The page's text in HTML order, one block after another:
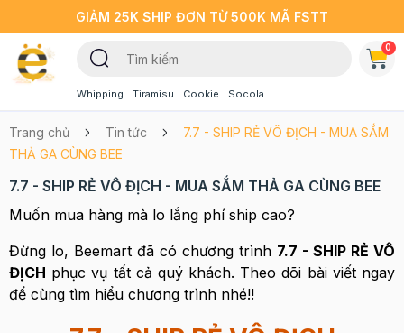
GIẢM 25K SHIP ĐƠN TỪ 500K MÃ FSTT
Whipping Tiramisu Cookie Socola
0
Trang chủ Tin tức
7.7 - SHIP RẺ VÔ ĐỊCH - MUA SẮM
THẢ GA CÙNG BEE
7.7 - SHIP RẺ VÔ ĐỊCH - MUA SẮM THẢ GA CÙNG BEE
Muốn mua hàng mà lo lắng phí ship cao?
Đừng lo, Beemart đã có chương trình 7.7 - SHIP RẺ VÔ
ĐỊCH phục vụ tất cả quý khách. Theo dõi bài viết ngay
để cùng tìm hiểu chương trình nhé!!